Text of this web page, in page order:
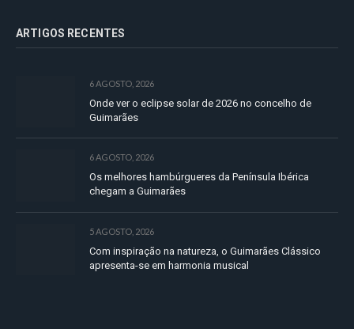
ARTIGOS RECENTES
6 AGOSTO, 2026
Onde ver o eclipse solar de 2026 no concelho de
Guimarães
6 AGOSTO, 2026
Os melhores hambúrgueres da Península Ibérica
chegam a Guimarães
5 AGOSTO, 2026
Com inspiração na natureza, o Guimarães Clássico
apresenta-se em harmonia musical